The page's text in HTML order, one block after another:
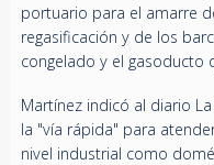
portuario para el amarre
regasificación y de los
congelado y el gasoducto
Martínez indicó al diario
la "vía rápida" para
nivel industrial como